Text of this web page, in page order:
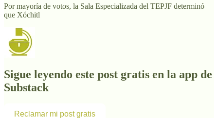
Por mayoría de votos, la Sala Especializada del TEPJF determinó
que Xóchitl
Sigue leyendo este post gratis en la app de
Substack
Reclamar mi post gratis